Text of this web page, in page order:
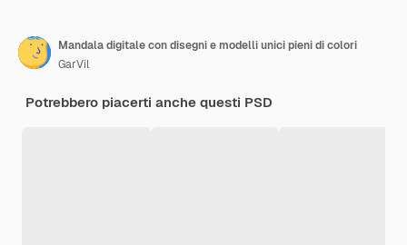
Mandala digitale con disegni e modelli unici pieni di colori
GarVil
Potrebbero piacerti anche questi PSD